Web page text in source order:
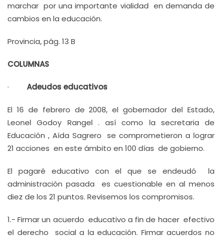
marchar por una importante vialidad en demanda de
cambios en la educación.
Provincia, pág. 13 B
COLUMNAS
· Adeudos educativos
El 16 de febrero de 2008, el gobernador del Estado,
Leonel Godoy Rangel . así como la secretaria de
Educación , Aída Sagrero se comprometieron a lograr
21 acciones en este ámbito en 100 días de gobierno.
El pagaré educativo con el que se endeudó la
administración pasada es cuestionable en al menos
diez de los 21 puntos. Revisemos los compromisos.
1.- Firmar un acuerdo educativo a fin de hacer efectivo
el derecho social a la educación. Firmar acuerdos no